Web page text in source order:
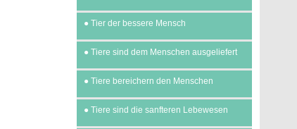
● Tier der bessere Mensch
● Tiere sind dem Menschen ausgeliefert
● Tiere bereichern den Menschen
● Tiere sind die sanfteren Lebewesen